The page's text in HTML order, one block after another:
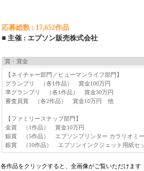
応募総数 : 17,652作品
■ 主催 : エプソン販売株式会社
賞・賞金
【ネイチャー部門／ヒューマンライフ部門】
グランプリ （各1作品） 賞金100万円
準グランプリ （各1作品） 賞金30万円
審査員賞 （各2作品） 賞金10万円 他
【ファミリースナップ部門】
金賞 （1作品） 賞金10万円
銀賞 （5作品） エプソンプリンター カラリオミー
銀賞 （10作品） エプソンインクジェット用紙セ
各作品をクリックすると、全画像がご覧いただけます